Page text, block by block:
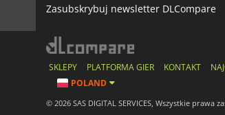
Zasubskrybuj newsletter DLCompare
SKLEPY PLATFORMA GIER KONTAKT
POLAND
© 2026 SAS DIGITAL SERVICES, Wszystkie prawa